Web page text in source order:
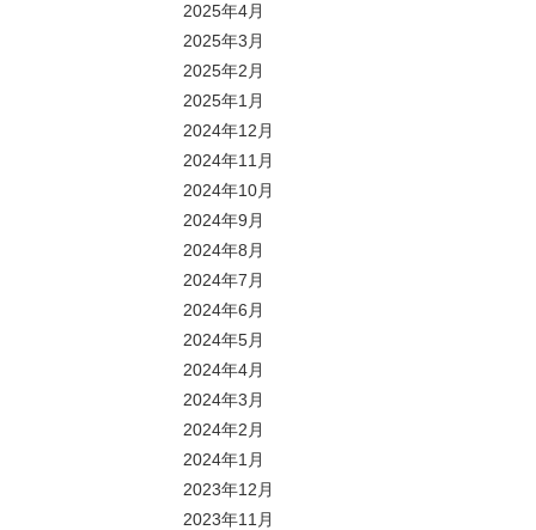
2025年4月
2025年3月
2025年2月
2025年1月
2024年12月
2024年11月
2024年10月
2024年9月
2024年8月
2024年7月
2024年6月
2024年5月
2024年4月
2024年3月
2024年2月
2024年1月
2023年12月
2023年11月